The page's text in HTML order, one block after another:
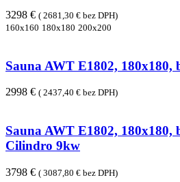
3298 € ( 2681,30 € bez DPH)
160x160 180x180 200x200
Sauna AWT E1802, 180x180,
2998 € ( 2437,40 € bez DPH)
Sauna AWT E1802, 180x180,
Cilindro 9kw
3798 € ( 3087,80 € bez DPH)